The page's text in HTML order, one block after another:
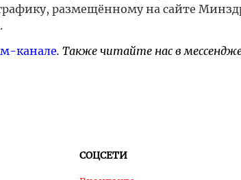
размещённому на сайте
канале. Также читайте нас в
СОЦСЕТИ